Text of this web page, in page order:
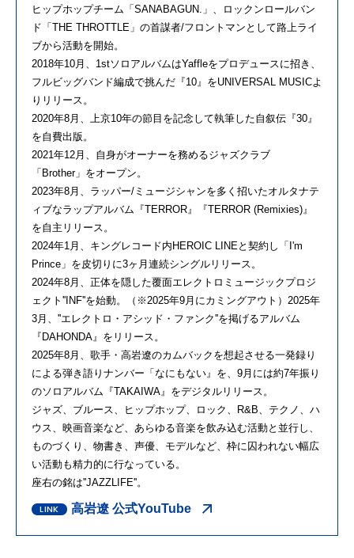
ヒップホップチーム「SANABAGUN.」、ロックンロールバン
ド「THE THROTTLE」の首謀者/フロントマンとして路上ライ
ブから活動を開始。
2018年10月、1stソロアルバムはYaffleをプロデュースに招き、
フルビッグバンド編成で挑んだ『10』をUNIVERSAL MUSICよ
りリリース。
2020年8月、上京10年の節目を記念して執筆した自叙伝『30』
を自費出版。
2021年12月、自身がオーナーを務めるジャズクラブ
「Brother」をオープン。
2023年8月、ラッパー/ミュージシャンを多く招いたオルタナテ
ィブなラップアルバム『TERROR』『TERROR (Remixies)』
を自主リリース。
2024年1月、キングレコード内HEROIC LINEと契約し「I'm
Prince」を皮切りに3ヶ月連続シングルリリース。
2024年8月、正体を隠した覆面エレクトロミュージックプロジ
ェクト''INF''を始動。（※2025年9月にカミングアウト）2025年
3月、''エレクトロ・アシッド・ファンク''を掲げるアルバム
『DAHONDA』をリリース。
2025年8月、歌手・高岩遼のカムバックを想起させる一発録り
による弾き語りナンバー「なにもない』を、9月には約7年振り
のソロアルバム『TAKAIWA』をデジタルリリース。
ジャズ、ブルース、ヒップホップ、ロック、R&B、テクノ、ハ
ウス、映画音楽など、あらゆる音楽を飲み込む活動と並行し、
ものづくり、物書き、声優、モデルなど、枠に囚われない幅広
い活動も精力的に行なっている。
座右の銘は''JAZZLIFE''。
高岩遼 公式YouTube